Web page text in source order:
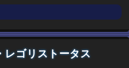
レゴリストータス